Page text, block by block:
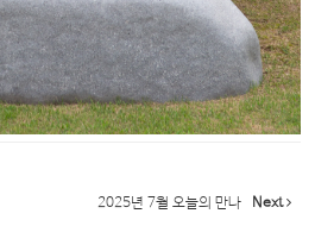
2025년 7월 오늘의 만나 Next